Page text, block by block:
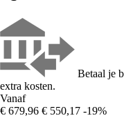
Betaal je
extra kosten.
Vanaf
€ 679,96 € 550,17 -19%